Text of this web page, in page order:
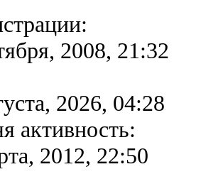
2008, 21:32
2026, 04:28
активность:
2012, 22:50